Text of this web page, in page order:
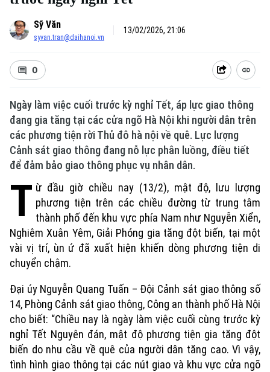
Sỹ Văn
syvan.tran@daihanoi.vn
13/02/2026, 21:06
0
Ngày làm việc cuối trước kỳ nghỉ Tết, áp lực giao thông
đang gia tăng tại các cửa ngõ Hà Nội khi người dân trên
các phương tiện rời Thủ đô hà nội về quê. Lực lượng
Cảnh sát giao thông đang nỗ lực phân luồng, điều tiết
để đảm bảo giao thông phục vụ nhân dân.
T ừ đầu giờ chiều nay (13/2), mật độ, lưu lượng
phương tiện trên các chiều đường từ trung tâm
thành phố đến khu vực phía Nam như Nguyễn Xiển,
Nghiêm Xuân Yêm, Giải Phóng gia tăng đột biến, tại một
vài vị trí, ùn ứ đã xuất hiện khiến dòng phương tiện di
chuyển chậm.
Đại úy Nguyễn Quang Tuấn – Đội Cảnh sát giao thông số
14, Phòng Cảnh sát giao thông, Công an thành phố Hà Nội
cho biết: “Chiều nay là ngày làm việc cuối cùng trước kỳ
nghỉ Tết Nguyên đán, mật độ phương tiện gia tăng đột
biến do nhu cầu về quê của người dân tăng cao. Vì vậy,
tình hình giao thông tại các nút giao và khu vực cửa ngõ